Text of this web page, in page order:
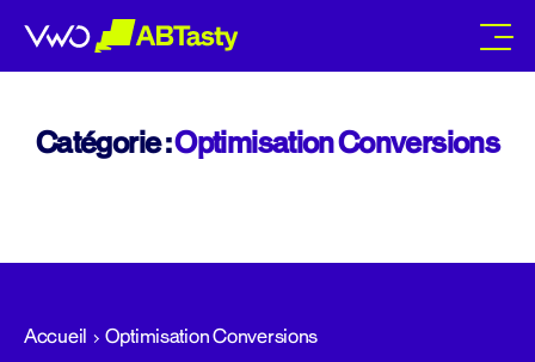
abtasty
Catégorie :Optimisation Conversions
Accueil Optimisation Conversions